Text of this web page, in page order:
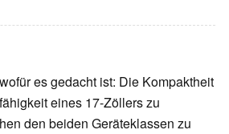
es gedacht ist: Die Kompaktheit
eines 17-Zöllers zu
den beiden Geräteklassen zu